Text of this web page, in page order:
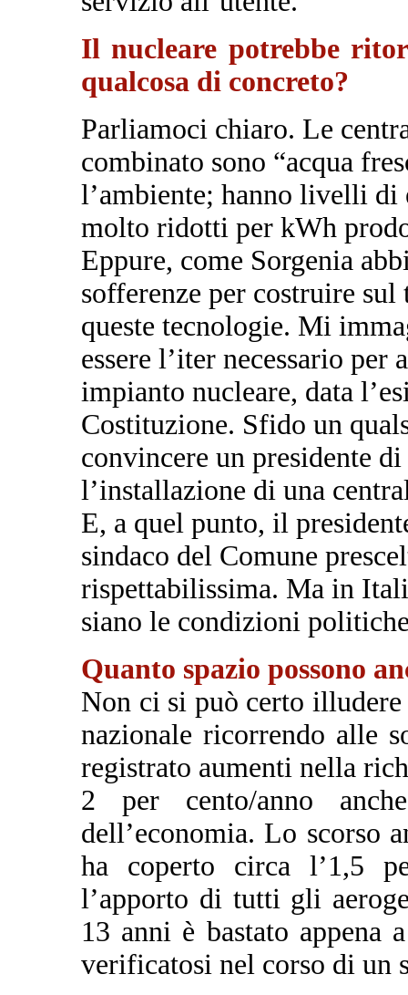
Il nucleare potrebbe
qualcosa di concreto?
Parliamoci chiaro. Le
combinato sono “acqua
l’ambiente; hanno livelli di
molto ridotti per kWh
Eppure, come Sorgenia
sofferenze per costruire
queste tecnologie. Mi
essere l’iter necessario
impianto nucleare, data
Costituzione. Sfido un
convincere un presidente
l’installazione di una
E, a quel punto, il
sindaco del Comune
rispettabilissima. Ma in
siano le condizioni
Quanto spazio possono
Non ci si può certo
nazionale ricorrendo alle
registrato aumenti nella
2 per cento/anno
dell’economia. Lo scorso
ha coperto circa l’1,5
l’apporto di tutti gli
13 anni è bastato appena
verificatosi nel corso di un